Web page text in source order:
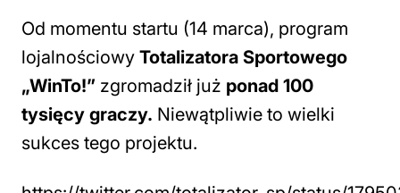
Od momentu startu (14 marca), program
lojalnościowy Totalizatora Sportowego
„WinTo!” zgromadził już ponad 100
tysięcy graczy. Niewątpliwie to wielki
sukces tego projektu.